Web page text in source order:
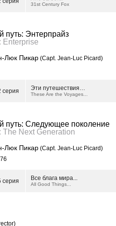
31st Century Fox
путь: Энтерпрайз
Enterprise
Люк Пикар (Capt. Jean-Luc Picard)
серия Эти путешествия…
These Are the Voyages...
путь: Следующее поколение
The Next Generation
Люк Пикар (Capt. Jean-Luc Picard)
серия Все блага мира...
All Good Things...